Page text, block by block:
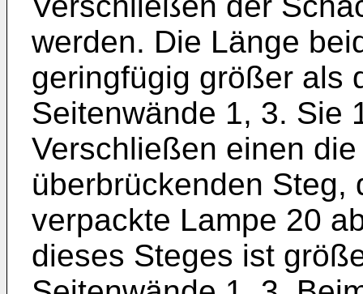
werden. Die Länge
geringfügig größer als
Seitenwände 1, 3. Sie
Verschließen einen
überbrückenden Steg,
verpackte Lampe 20
dieses Steges ist